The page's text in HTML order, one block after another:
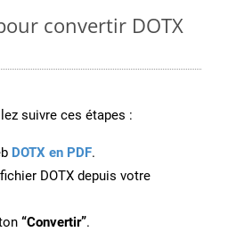
convertir DOTX
suivre ces étapes :
DOTX en PDF.
DOTX depuis votre
“Convertir”.